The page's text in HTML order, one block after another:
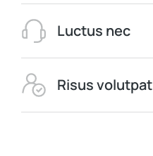
Luctus nec
Risus volutpat